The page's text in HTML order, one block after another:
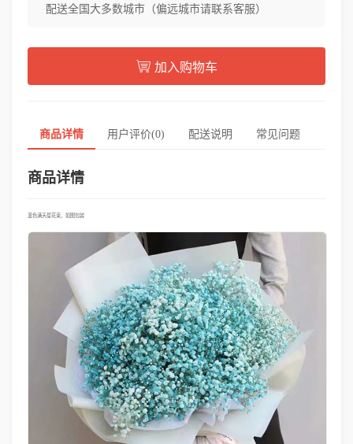
配送全国大多数城市（偏远城市请联系客服）
加入购物车
商品详情 用户评价(0) 配送说明 常见问题
商品详情
蓝色满天星花束，如图包装